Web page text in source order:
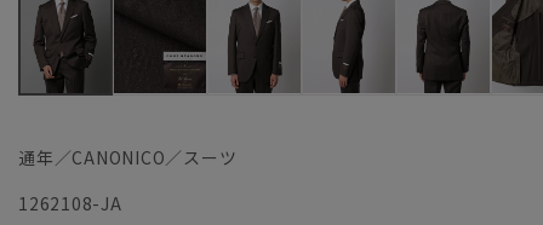
通年／CANONICO／スーツ
1262108-JA